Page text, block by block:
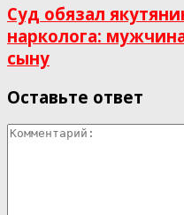
Суд обязал
нарколога:
сыну
Оставьте ответ